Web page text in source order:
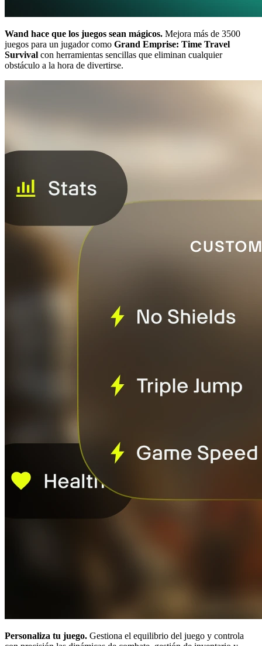
Wand hace que los juegos sean mágicos. Mejora más de 3500
juegos para un jugador como Grand Emprise: Time Travel
Survival con herramientas sencillas que eliminan cualquier
obstáculo a la hora de divertirse.
Personaliza tu juego. Gestiona el equilibrio del juego y controla